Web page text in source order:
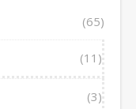
(65)
(11)
(3)